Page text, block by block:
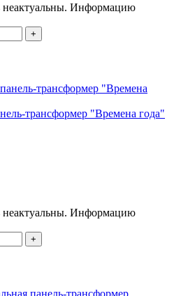
неактуальны. Информацию
+
трансформер "Времена года"
неактуальны. Информацию
+